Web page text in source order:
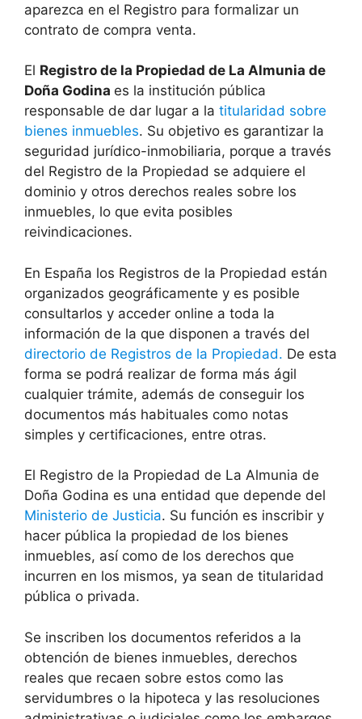
aparezca en el Registro para formalizar un
contrato de compra venta.
El Registro de la Propiedad de La Almunia de
Doña Godina es la institución pública
responsable de dar lugar a la titularidad sobre
bienes inmuebles. Su objetivo es garantizar la
seguridad jurídico-inmobiliaria, porque a través
del Registro de la Propiedad se adquiere el
dominio y otros derechos reales sobre los
inmuebles, lo que evita posibles
reivindicaciones.
En España los Registros de la Propiedad están
organizados geográficamente y es posible
consultarlos y acceder online a toda la
información de la que disponen a través del
directorio de Registros de la Propiedad. De esta
forma se podrá realizar de forma más ágil
cualquier trámite, además de conseguir los
documentos más habituales como notas
simples y certificaciones, entre otras.
El Registro de la Propiedad de La Almunia de
Doña Godina es una entidad que depende del
Ministerio de Justicia. Su función es inscribir y
hacer pública la propiedad de los bienes
inmuebles, así como de los derechos que
incurren en los mismos, ya sean de titularidad
pública o privada.
Se inscriben los documentos referidos a la
obtención de bienes inmuebles, derechos
reales que recaen sobre estos como las
servidumbres o la hipoteca y las resoluciones